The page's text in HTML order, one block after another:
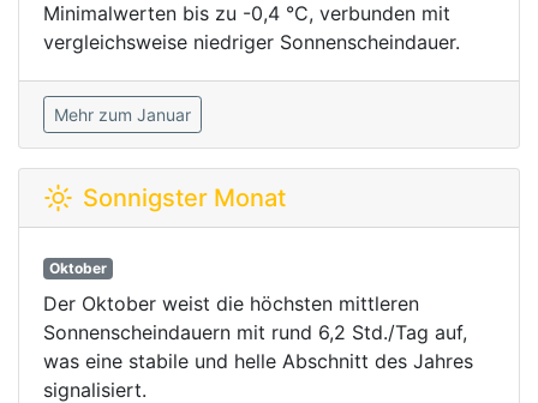
Minimalwerten bis zu -0,4 °C, verbunden mit
vergleichsweise niedriger Sonnenscheindauer.
Mehr zum Januar
Sonnigster Monat
Oktober
Der Oktober weist die höchsten mittleren
Sonnenscheindauern mit rund 6,2 Std./Tag auf,
was eine stabile und helle Abschnitt des Jahres
signalisiert.